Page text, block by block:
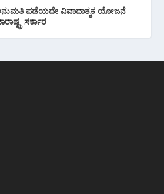
ಪಡೆಯದೇ ವಿವಾದಾತ್ಮಕ ಯೋಜನೆ
ಸರ್ಕಾರ